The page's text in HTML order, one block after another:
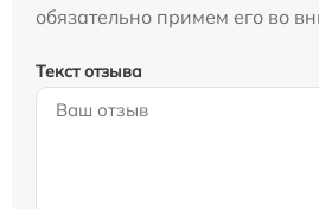
обязательно примем его во
Текст отзыва